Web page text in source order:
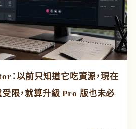
：以前只知道它吃資源，現在
限，就算升級 Pro 版也未必